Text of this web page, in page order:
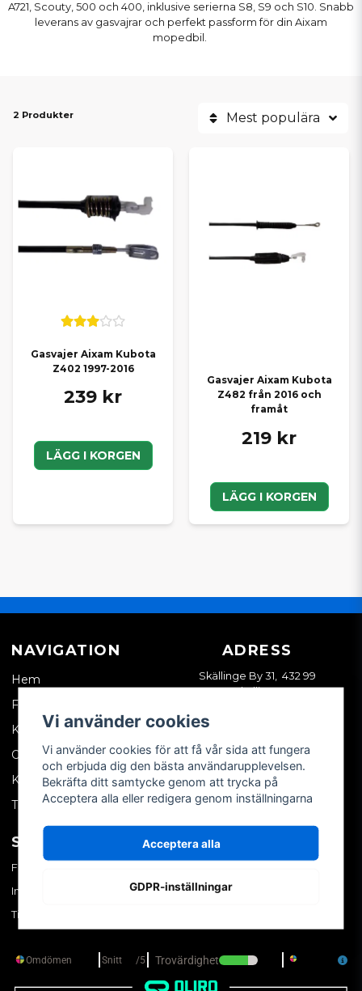
A721, Scouty, 500 och 400, inklusive serierna S8, S9 och S10. Snabb
leverans av gasvajrar och perfekt passform för din Aixam
mopedbil.
2 Produkter Mest populära
Gasvajer Aixam Kubota
Z402 1997-2016
239 kr
LÄGG I KORGEN
Gasvajer Aixam Kubota
Z482 från 2016 och
framåt
219 kr
LÄGG I KORGEN
NAVIGATION
Hem
Företagskund
Kontakta oss
Om oss
Köpvillkor
Tips & trix
ADRESS
Skällinge By 31, 432 99
Skällinge
SOCIALA MEDIER
Facebook
Instagram
TikTok
MITT KONTO
Skapa konto
Vi använder cookies
Vi använder cookies för att få vår sida att fungera
och erbjuda dig den bästa användarupplevelsen.
Bekräfta ditt samtycke genom att trycka på
Acceptera alla eller redigera genom inställningarna
Acceptera alla
GDPR-inställningar